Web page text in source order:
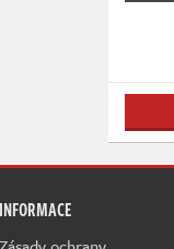
INFORMACE